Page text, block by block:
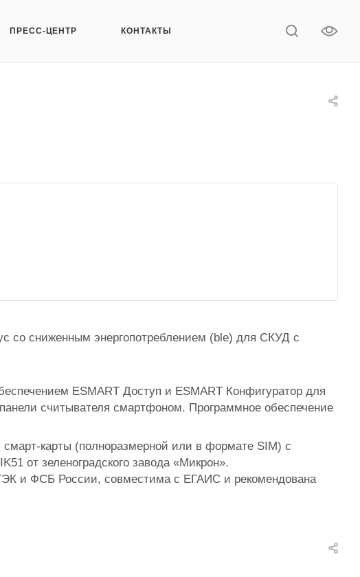
ПРЕСС-ЦЕНТР КОНТАКТЫ
со сниженным энергопотреблением (ble) для СКУД с
ESMART Доступ и ESMART Конфигуратор для
считывателя смартфоном. Программное обеспечение
карты (полноразмерной или в формате SIM) с
от зеленоградского завода «Микрон».
и ФСБ России, совместима с ЕГАИС и рекомендована